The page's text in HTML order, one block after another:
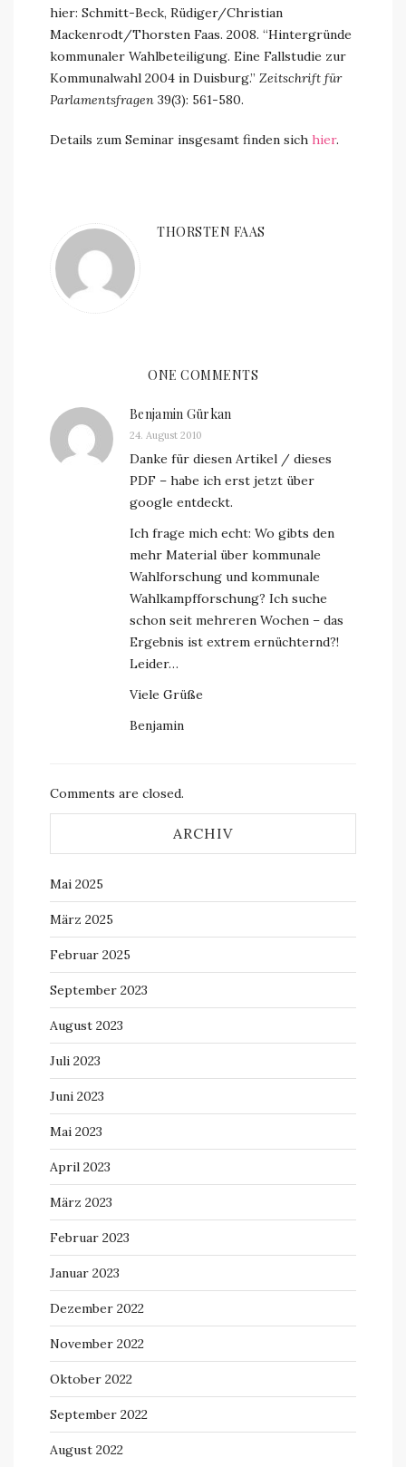
hier: Schmitt-Beck, Rüdiger/Christian
Mackenrodt/Thorsten Faas. 2008. “Hintergründe
kommunaler Wahlbeteiligung. Eine Fallstudie zur
Kommunalwahl 2004 in Duisburg.” Zeitschrift für
Parlamentsfragen 39(3): 561-580.
Details zum Seminar insgesamt finden sich hier.
THORSTEN FAAS
ONE COMMENTS
Benjamin Gürkan
24. August 2010
Danke für diesen Artikel / dieses
PDF – habe ich erst jetzt über
google entdeckt.
Ich frage mich echt: Wo gibts den
mehr Material über kommunale
Wahlforschung und kommunale
Wahlkampfforschung? Ich suche
schon seit mehreren Wochen – das
Ergebnis ist extrem ernüchternd?!
Leider…
Viele Grüße
Benjamin
Comments are closed.
ARCHIV
Mai 2025
März 2025
Februar 2025
September 2023
August 2023
Juli 2023
Juni 2023
Mai 2023
April 2023
März 2023
Februar 2023
Januar 2023
Dezember 2022
November 2022
Oktober 2022
September 2022
August 2022